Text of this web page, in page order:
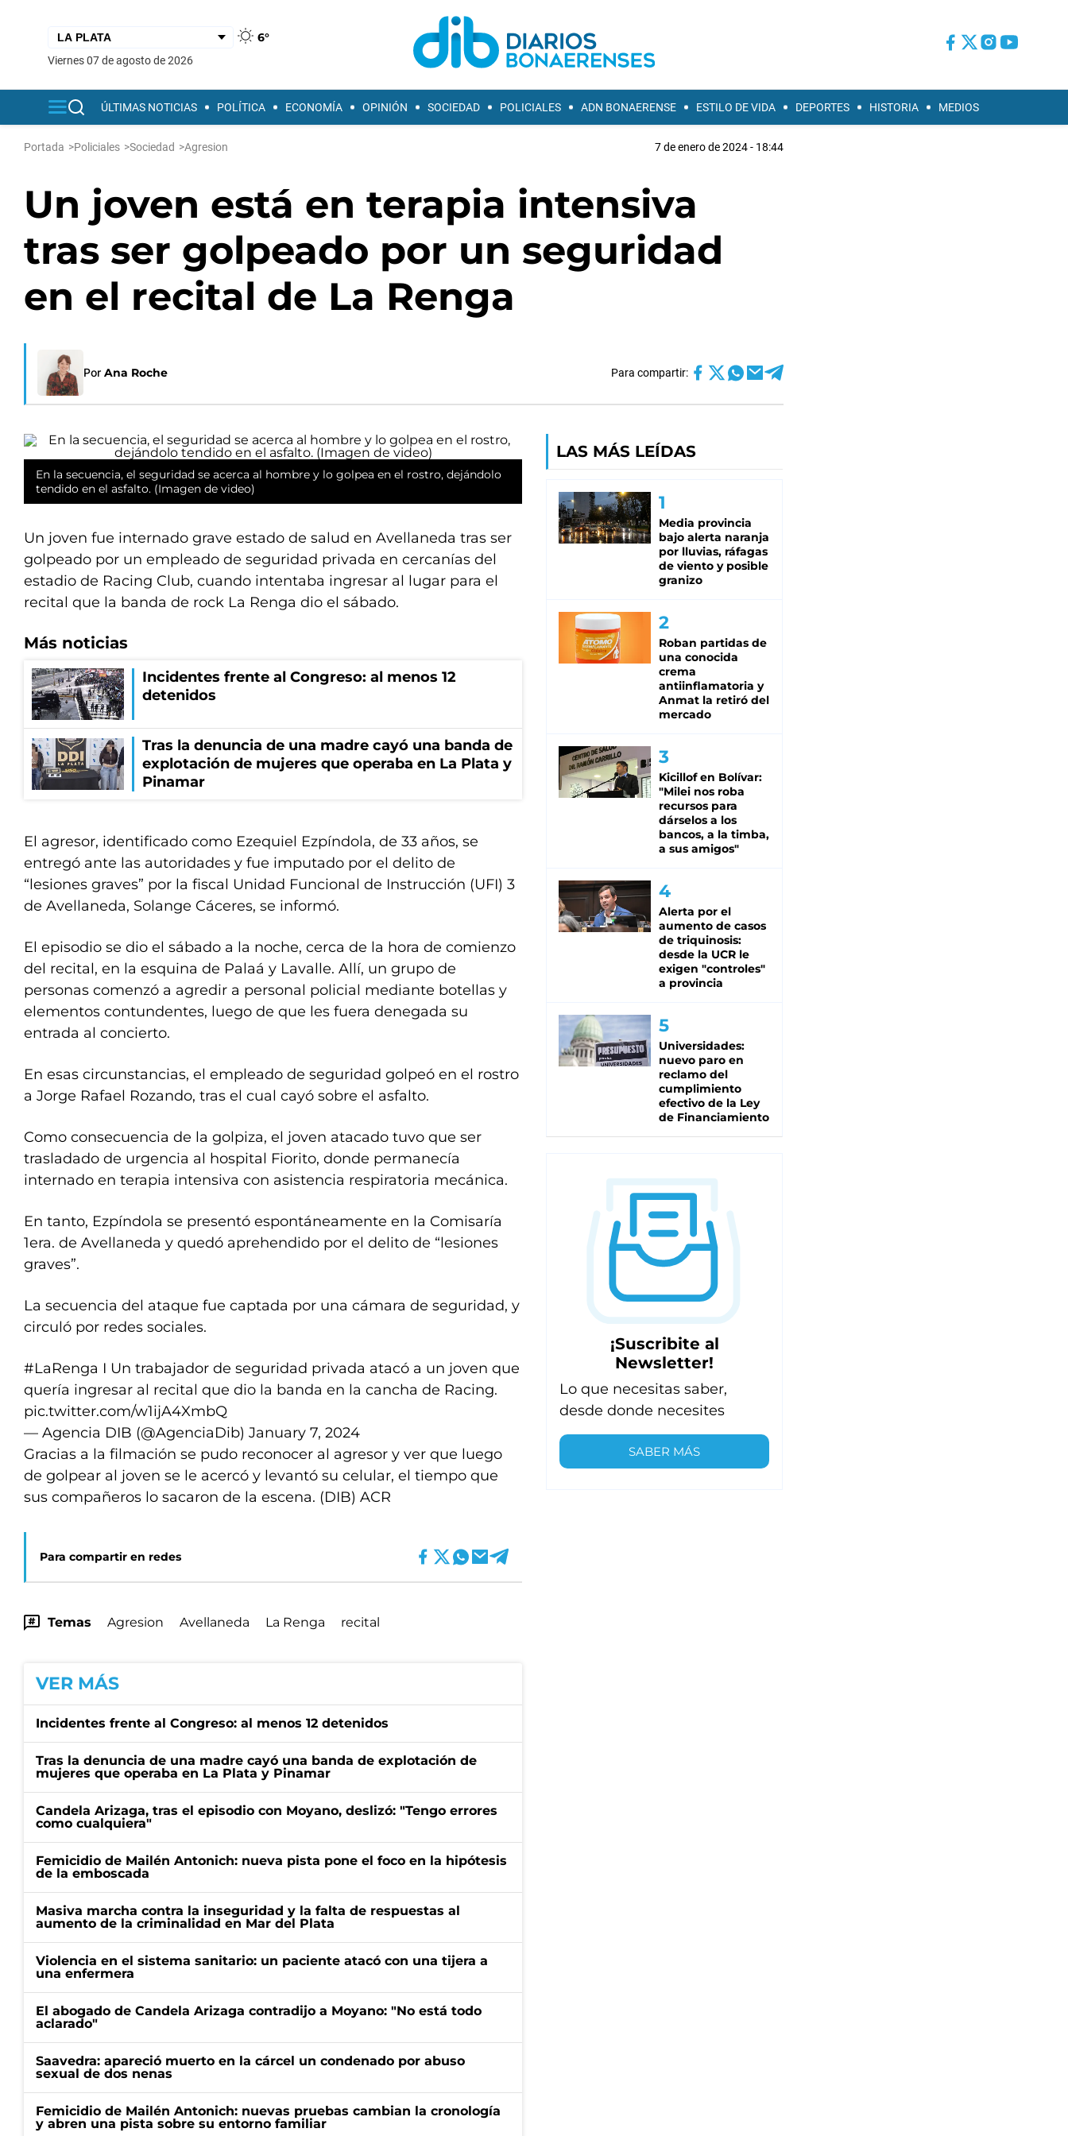
6°
viernes 07 de agosto de 2026
ÚLTIMAS NOTICIAS POLÍTICA ECONOMÍA OPINIÓN SOCIEDAD POLICIALES ADN BONAERENSE ESTILO DE VIDA DEPORTES HISTORIA MEDIOS
Portada >Policiales >Sociedad >Agresion 7 de enero de 2024 - 18:44
Un joven está en terapia intensiva
tras ser golpeado por un seguridad
en el recital de La Renga
Por Ana Roche Para compartir:
En la secuencia, el seguridad se acerca al hombre y lo golpea en el rostro, dejándolo
tendido en el asfalto. (Imagen de video)
Un joven fue internado grave estado de salud en Avellaneda tras ser
golpeado por un empleado de seguridad privada en cercanías del
estadio de Racing Club, cuando intentaba ingresar al lugar para el
recital que la banda de rock La Renga dio el sábado.
Más noticias
Incidentes frente al Congreso: al menos 12
detenidos
Tras la denuncia de una madre cayó una banda de
explotación de mujeres que operaba en La Plata y
Pinamar
El agresor, identificado como Ezequiel Ezpíndola, de 33 años, se
entregó ante las autoridades y fue imputado por el delito de
“lesiones graves” por la fiscal Unidad Funcional de Instrucción (UFI) 3
de Avellaneda, Solange Cáceres, se informó.
El episodio se dio el sábado a la noche, cerca de la hora de comienzo
del recital, en la esquina de Palaá y Lavalle. Allí, un grupo de
personas comenzó a agredir a personal policial mediante botellas y
elementos contundentes, luego de que les fuera denegada su
entrada al concierto.
En esas circunstancias, el empleado de seguridad golpeó en el rostro
a Jorge Rafael Rozando, tras el cual cayó sobre el asfalto.
Como consecuencia de la golpiza, el joven atacado tuvo que ser
trasladado de urgencia al hospital Fiorito, donde permanecía
internado en terapia intensiva con asistencia respiratoria mecánica.
En tanto, Ezpíndola se presentó espontáneamente en la Comisaría
1era. de Avellaneda y quedó aprehendido por el delito de “lesiones
graves”.
La secuencia del ataque fue captada por una cámara de seguridad, y
circuló por redes sociales.
#LaRenga I Un trabajador de seguridad privada atacó a un joven que
quería ingresar al recital que dio la banda en la cancha de Racing.
pic.twitter.com/w1ijA4XmbQ
— Agencia DIB (@AgenciaDib) January 7, 2024
Gracias a la filmación se pudo reconocer al agresor y ver que luego
de golpear al joven se le acercó y levantó su celular, el tiempo que
sus compañeros lo sacaron de la escena. (DIB) ACR
Para compartir en redes
Temas Agresion Avellaneda La Renga recital
VER MÁS
Incidentes frente al Congreso: al menos 12 detenidos
Tras la denuncia de una madre cayó una banda de explotación de
mujeres que operaba en La Plata y Pinamar
Candela Arizaga, tras el episodio con Moyano, deslizó: "Tengo errores
como cualquiera"
Femicidio de Mailén Antonich: nueva pista pone el foco en la hipótesis
de la emboscada
Masiva marcha contra la inseguridad y la falta de respuestas al
aumento de la criminalidad en Mar del Plata
Violencia en el sistema sanitario: un paciente atacó con una tijera a
una enfermera
El abogado de Candela Arizaga contradijo a Moyano: "No está todo
aclarado"
Saavedra: apareció muerto en la cárcel un condenado por abuso
sexual de dos nenas
Femicidio de Mailén Antonich: nuevas pruebas cambian la cronología
y abren una pista sobre su entorno familiar
LAS MÁS LEÍDAS
Media provincia
bajo alerta naranja
por lluvias, ráfagas
de viento y posible
granizo
Roban partidas de
una conocida
crema
antiinflamatoria y
Anmat la retiró del
mercado
Kicillof en Bolívar:
"Milei nos roba
recursos para
dárselos a los
bancos, a la timba,
a sus amigos"
Alerta por el
aumento de casos
de triquinosis:
desde la UCR le
exigen "controles"
a provincia
Universidades:
nuevo paro en
reclamo del
cumplimiento
efectivo de la Ley
de Financiamiento
¡Suscribite al
Newsletter!
Lo que necesitas saber,
desde donde necesites
SABER MÁS